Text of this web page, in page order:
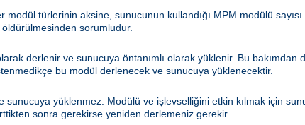
modül türlerinin aksine, sunucunun kullandığı MPM modülü
sorumludur.
derlenir ve sunucuya öntanımlı olarak yüklenir. Bu bakımdan
bu modül derlenecek ve sunucuya yüklenecektir.
yüklenmez. Modülü ve işlevselliğini etkin kılmak için
sonra gerekirse yeniden derlemeniz gerekir.